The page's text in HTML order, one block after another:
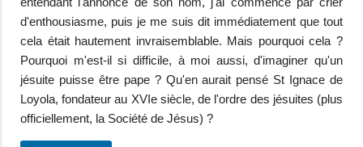
d'enthousiasme, puis je me suis dit immédiatement que tout
cela était hautement invraisemblable. Mais pourquoi cela ?
Pourquoi m'est-il si difficile, à moi aussi, d'imaginer qu'un
jésuite puisse être pape ? Qu'en aurait pensé St Ignace de
Loyola, fondateur au XVIe siècle, de l'ordre des jésuites (plus
officiellement, la Société de Jésus) ?